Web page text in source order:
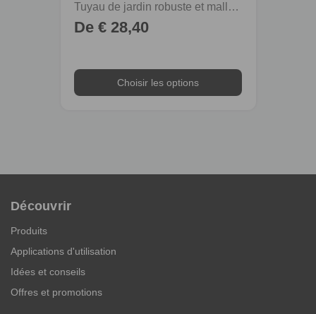
Tuyau de jardin robuste et malléable, pour usage intensif
De € 28,40
Choisir les options
Découvrir
Produits
Applications d'utilisation
Idées et conseils
Offres et promotions